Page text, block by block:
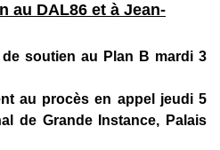
au DAL86 et à Jean-
soutien au Plan B mardi 3
au procès en appel jeudi 5
de Grande Instance, Palais